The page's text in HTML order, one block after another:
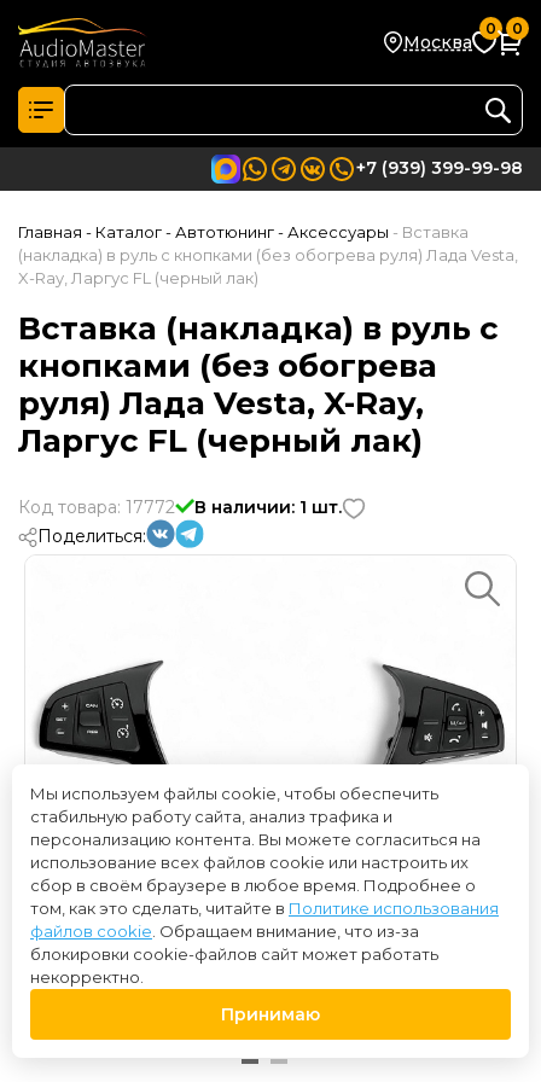
Москва
0 0
+7 (939) 399-99-98
Главная - Каталог- Автотюнинг- Аксессуары - Вставка
(накладка) в руль с кнопками (без обогрева руля) Лада Vesta,
X-Ray, Ларгус FL (черный лак)
Вставка (накладка) в руль с
кнопками (без обогрева
руля) Лада Vesta, X-Ray,
Ларгус FL (черный лак)
Код товара: 17772
В наличии: 1 шт.
Поделиться:
Мы используем файлы cookie, чтобы обеспечить
стабильную работу сайта, анализ трафика и
персонализацию контента. Вы можете согласиться на
использование всех файлов cookie или настроить их
сбор в своём браузере в любое время. Подробнее о
том, как это сделать, читайте в Политике использования
файлов cookie . Обращаем внимание, что из-за
блокировки cookie-файлов сайт может работать
некорректно.
Принимаю